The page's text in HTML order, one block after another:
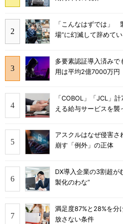
「こんなはずでは」
場”に幻滅して辞めてい
多要素認証導入済み
用は平均2億7000万円
「COBOL」「JCL」
える給与サービスを襲
アスクルはなぜ侵害
崩す「例外」の正体
DX導入企業の3割超
製化のわな”
満足度87%と28%を
放さない条件